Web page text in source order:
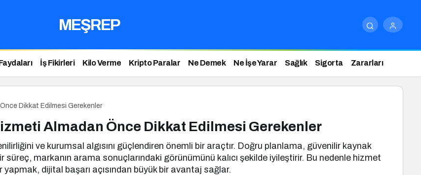
MEŞREP
İş Fikirleri Kilo Verme Kripto Paralar Ne Demek Ne İşe Yarar Sağlık Sigorta Zararları
Dikkat Edilmesi Gerekenler
Almadan Önce Dikkat Edilmesi Gerekenler
ve kurumsal algısını güçlendiren önemli bir araçtır. Doğru planlama, güvenilir kaynak
markanın arama sonuçlarındaki görünümünü kalıcı şekilde iyileştirir. Bu nedenle hizmet
dijital başarı açısından büyük bir avantaj sağlar.